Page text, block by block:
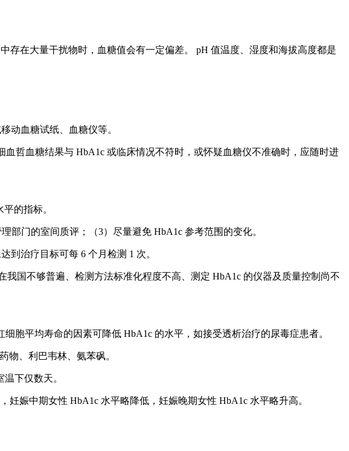
存在大量干扰物时，血糖值会有一定偏差。 pH 值温度、湿度和海拔高度都是
动血糖试纸、血糖仪等。
哲血糖结果与 HbA1c 或临床情况不符时，或怀疑血糖仪不准确时，应随时进
的指标。
部门的室间质评；（3）尽量避免 HbA1c 参考范围的变化。
到治疗目标可每 6 个月检测 1 次。
国不够普遍、检测方法标准化程度不高、测定 HbA1c 的仪器及质量控制尚不
胞平均寿命的因素可降低 HbA1c 的水平，如接受透析治疗的尿毒症患者。
物、利巴韦林、氨苯砜。
下仅数天。
娠中期女性 HbA1c 水平略降低，妊娠晚期女性 HbA1c 水平略升高。